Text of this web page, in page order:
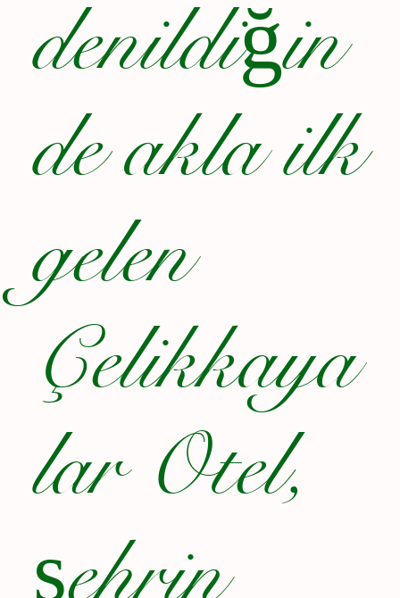
denildiğin
de akla ilk
gelen
Çelikkaya
lar Otel,
şehrin